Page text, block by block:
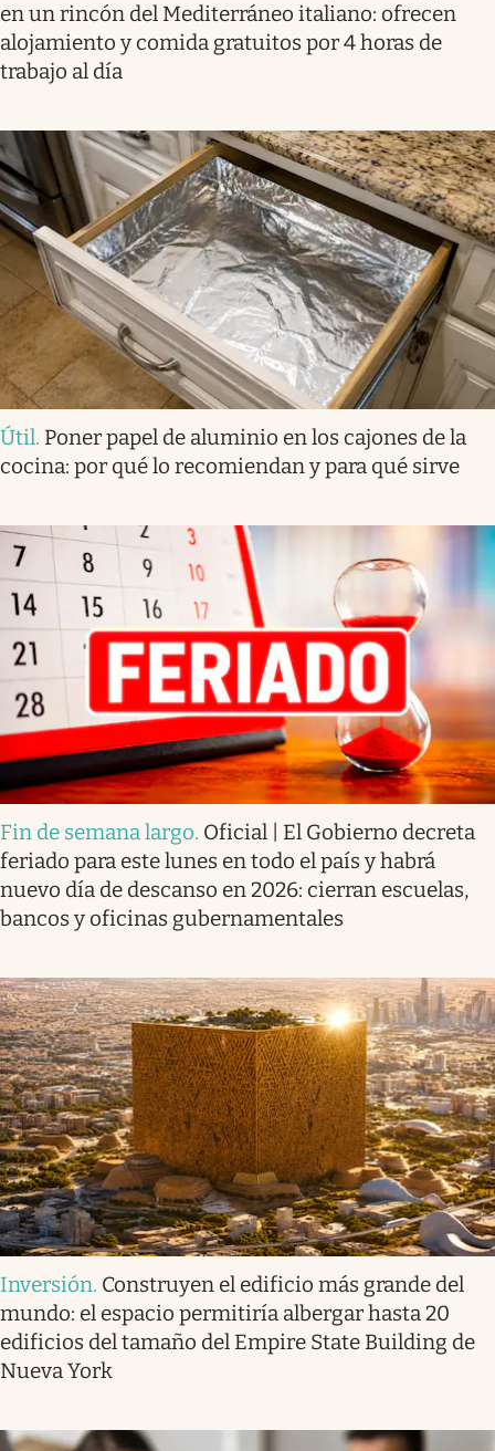
en un rincón del Mediterráneo italiano: ofrecen
alojamiento y comida gratuitos por 4 horas de
trabajo al día
Útil. Poner papel de aluminio en los cajones de la
cocina: por qué lo recomiendan y para qué sirve
Fin de semana largo. Oficial | El Gobierno decreta
feriado para este lunes en todo el país y habrá
nuevo día de descanso en 2026: cierran escuelas,
bancos y oficinas gubernamentales
Inversión. Construyen el edificio más grande del
mundo: el espacio permitiría albergar hasta 20
edificios del tamaño del Empire State Building de
Nueva York